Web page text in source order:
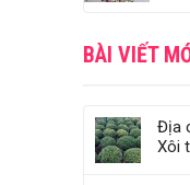
BÀI VIẾT
Địa
Xôi